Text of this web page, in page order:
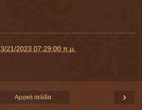
3/21/2023 07:29:00 π.μ.
›
Αρχική σελίδα